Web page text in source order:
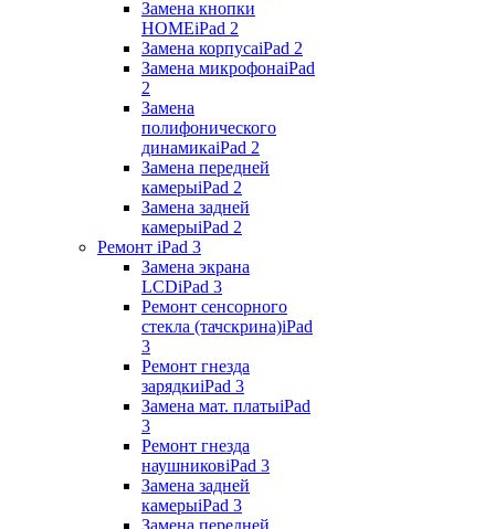
Замена кнопки
HOMEiPad 2
Замена корпусаiPad 2
Замена микрофонаiPad
2
Замена
полифонического
динамикаiPad 2
Замена передней
камерыiPad 2
Замена задней
камерыiPad 2
Ремонт iPad 3
Замена экрана
LCDiPad 3
Ремонт сенсорного
стекла (тачскрина)iPad
3
Ремонт гнезда
зарядкиiPad 3
Замена мат. платыiPad
3
Ремонт гнезда
наушниковiPad 3
Замена задней
камерыiPad 3
Замена передней